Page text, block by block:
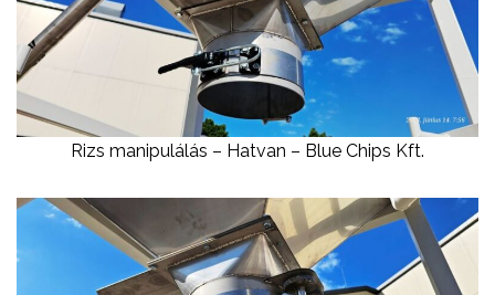
Rizs manipulálás – Hatvan – Blue Chips Kft.